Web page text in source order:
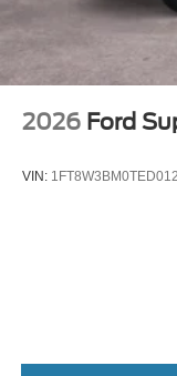
2026 Ford
VIN: